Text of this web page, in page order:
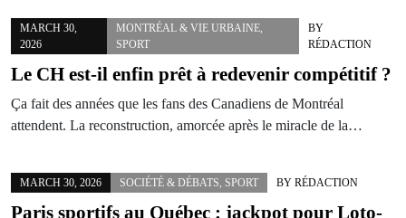
MARCH 30,
2026
MONTRÉAL & VIE URBAINE,
SPORT
BY
RÉDACTION
Le CH est-il enfin prêt à redevenir compétitif ?
Ça fait des années que les fans des Canadiens de Montréal
attendent. La reconstruction, amorcée après le miracle de la…
MARCH 30, 2026 SOCIÉTÉ & DÉBATS SPORT BY RÉDACTION
Paris sportifs au Québec : jackpot pour Loto-